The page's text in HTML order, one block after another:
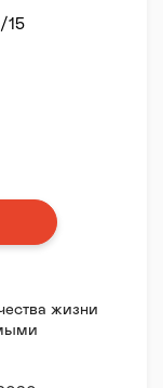
жизни
15